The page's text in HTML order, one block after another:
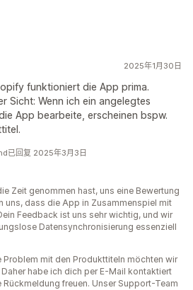
2025年1月30日
funktioniert die App prima.
Sicht: Wenn ich ein angelegtes
App bearbeite, erscheinen bspw.
已回复 2025年3月3日
Zeit genommen hast, uns eine Bewertung
uns, dass die App in Zusammenspiel mit
Feedback ist uns sehr wichtig, und wir
Datensynchronisierung essenziell
Problem mit den Produkttiteln möchten wir
habe ich dich per E-Mail kontaktiert
Rückmeldung freuen. Unser Support-Team